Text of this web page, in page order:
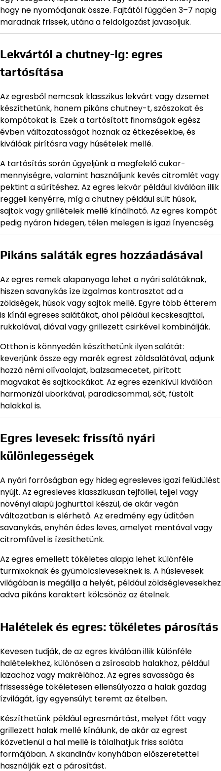
hogy ne nyomódjanak össze. Fajtától függően 3–7 napig
maradnak frissek, utána a feldolgozást javasoljuk.
Lekvártól a chutney-ig: egres
tartósítása
Az egresből nemcsak klasszikus lekvárt vagy dzsemet
készíthetünk, hanem pikáns chutney-t, szószokat és
kompótokat is. Ezek a tartósított finomságok egész
évben változatosságot hoznak az étkezésekbe, és
kiválóak pirítósra vagy húsételek mellé.
A tartósítás során ügyeljünk a megfelelő cukor-
mennyiségre, valamint használjunk kevés citromlét vagy
pektint a sűrítéshez. Az egres lekvár például kiválóan illik
reggeli kenyérre, míg a chutney például sült húsok,
sajtok vagy grillételek mellé kínálható. Az egres kompót
pedig nyáron hidegen, télen melegen is igazi ínyencség.
Pikáns saláták egres hozzáadásával
Az egres remek alapanyaga lehet a nyári salátáknak,
hiszen savanykás íze izgalmas kontrasztot ad a
zöldségek, húsok vagy sajtok mellé. Egyre több étterem
is kínál egreses salátákat, ahol például kecskesajttal,
rukkolával, dióval vagy grillezett csirkével kombinálják.
Otthon is könnyedén készíthetünk ilyen salátát:
keverjünk össze egy marék egrest zöldsalátával, adjunk
hozzá némi olívaolajat, balzsamecetet, pirított
magvakat és sajtkockákat. Az egres ezenkívül kiválóan
harmonizál uborkával, paradicsommal, sőt, füstölt
halakkal is.
Egres levesek: frissítő nyári
különlegességek
A nyári forróságban egy hideg egresleves igazi felüdülést
nyújt. Az egresleves klasszikusan tejföllel, tejjel vagy
növényi alapú joghurttal készül, de akár vegán
változatban is elérhető. Az eredmény egy üdítően
savanykás, enyhén édes leves, amelyet mentával vagy
citromfűvel is ízesíthetünk.
Az egres emellett tökéletes alapja lehet különféle
turmixoknak és gyümölcsleveseknek is. A húslevesek
világában is megállja a helyét, például zöldséglevesekhez
adva pikáns karaktert kölcsönöz az ételnek.
Halételek és egres: tökéletes párosítás
Kevesen tudják, de az egres kiválóan illik különféle
halételekhez, különösen a zsírosabb halakhoz, például
lazachoz vagy makrélához. Az egres savassága és
frissessége tökéletesen ellensúlyozza a halak gazdag
ízvilágát, így egyensúlyt teremt az ételben.
Készíthetünk például egresmártást, melyet főtt vagy
grillezett halak mellé kínálunk, de akár az egrest
közvetlenül a hal mellé is tálalhatjuk friss saláta
formájában. A skandináv konyhában előszeretettel
használják ezt a párosítást.